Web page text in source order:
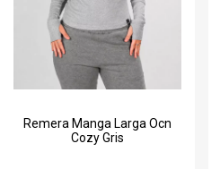
Remera Manga Larga Ocn
Cozy Gris